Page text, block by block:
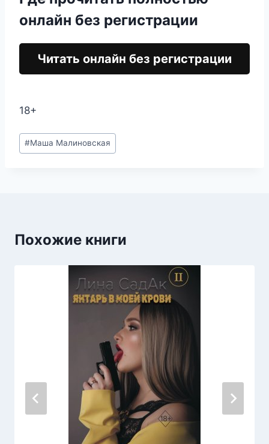
онлайн без регистрации
Читать онлайн без регистрации
18+
Метки
записи:
#Маша Малиновская
Похожие книги